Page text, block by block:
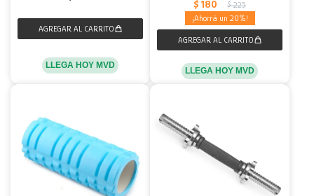
LLEGA HOY MVD
$ 180 $ 225
20
LLEGA HOY MVD